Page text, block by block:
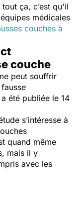
ça, c’est qu'il
médicales
couches à
couche
peut souffrir
été publiée le 14
s’intéresse à
quand même
mais il y
avec les